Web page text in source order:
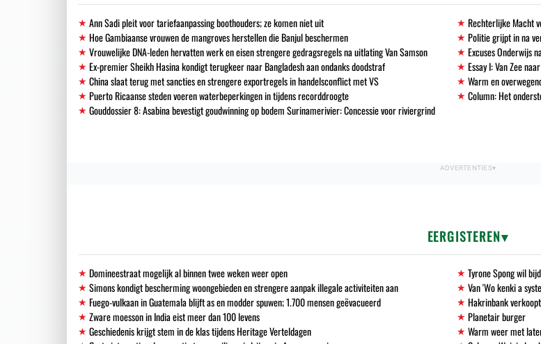
Ann Sadi pleit voor tariefaanpassing boothouders; ze komen niet uit
Rechterlijke Macht
Hoe Gambiaanse vrouwen de mangroves herstellen die Banjul beschermen
Politie grijpt in na
Vrouwelijke DNA-leden hervatten werk en eisen strengere gedragsregels na uitlating Van Samson
Excuses Onderwijs
Ex-premier Sheikh Hasina kondigt terugkeer naar Bangladesh aan ondanks doodstraf
Essay I: Van Zee
China slaat terug met sancties en strengere exportregels in handelsconflict met VS
Warm en
Puerto Ricaanse steden voeren waterbeperkingen in tijdens recorddroogte
Column: Het
Gouddossier 8: Asabina bevestigt goudwinning op bodem Surinamerivier: Concessie voor riviergrind
EERGISTEREN
Domineestraat mogelijk al binnen twee weken weer open
Tyrone Spong wil
Simons kondigt bescherming woongebieden en strengere aanpak illegale activiteiten aan
Van 'Wo kenki a
Fuego-vulkaan in Guatemala blijft as en modder spuwen; 1.700 mensen geëvacueerd
Hakrinbank
Zware moesson in India eist meer dan 100 levens
Planetair burger
Geschiedenis krijgt stem in de klas tijdens Heritage Verteldagen
Warm weer met